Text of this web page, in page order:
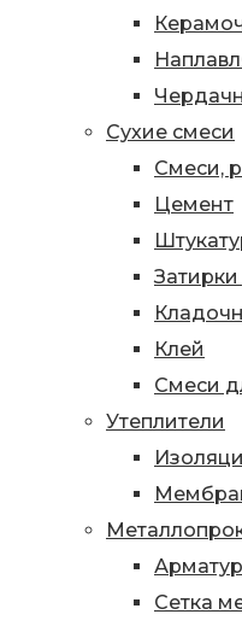
Сухие смеси
Смеси,
Цемент
Клей
Смеси
Утеплители
Сетка